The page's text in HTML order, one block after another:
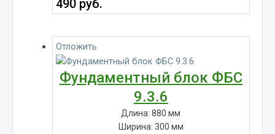
490 руб.
Отложить
Фундаментный блок ФБС
9.3.6
Длина: 880 мм
Ширина: 300 мм